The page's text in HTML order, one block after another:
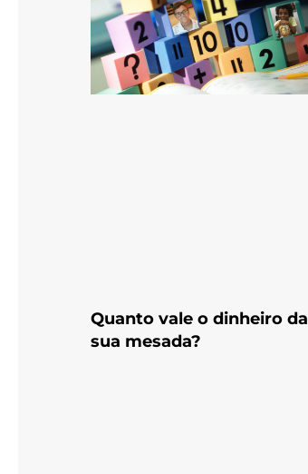
Quanto vale o dinheiro da
sua mesada?